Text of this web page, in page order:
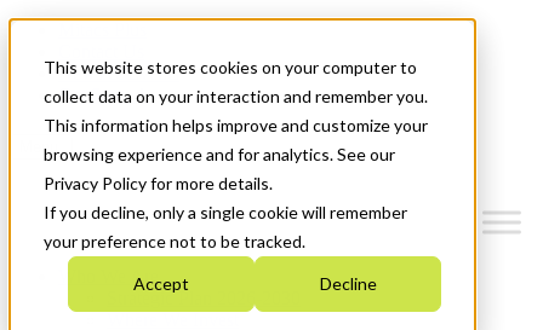
This website stores cookies on your computer to
collect data on your interaction and remember you.
This information helps improve and customize your
browsing experience and for analytics. See our
Privacy Policy for more details.
If you decline, only a single cookie will remember
your preference not to be tracked.
Accept Decline
News & Events
Get Started
Menu
Who We Are
Strategic Plan 2026-2030